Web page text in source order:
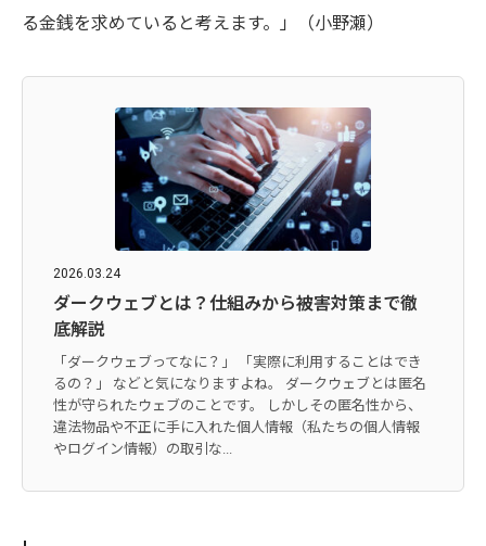
る金銭を求めていると考えます。」
（小野瀬）
2026.03.24
ダークウェブとは？仕組みから被害対策まで徹
底解説
「ダークウェブってなに？」 「実際に利用することはでき
るの？」 などと気になりますよね。 ダークウェブとは匿名
性が守られたウェブのことです。 しかしその匿名性から、
違法物品や不正に手に入れた個人情報（私たちの個人情報
やログイン情報）の取引な...